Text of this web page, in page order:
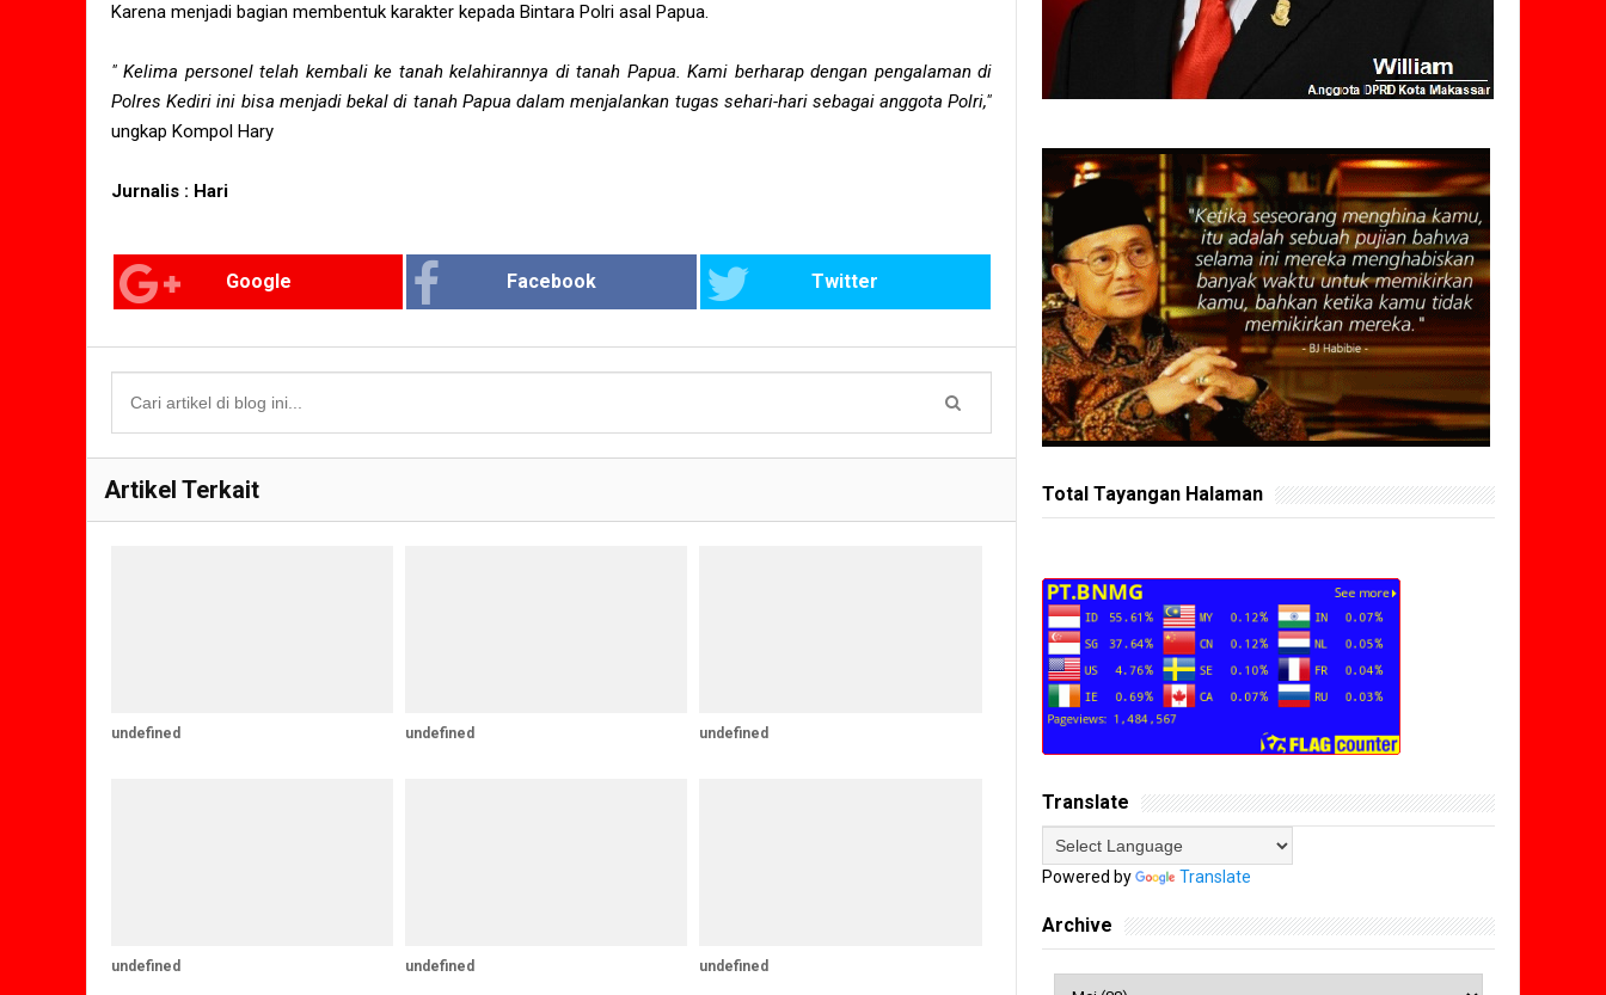
Karena menjadi bagian membentuk karakter kepada Bintara Polri asal Papua.
" Kelima personel telah kembali ke tanah kelahirannya di tanah Papua. Kami berharap dengan pengalaman di
Polres Kediri ini bisa menjadi bekal di tanah Papua dalam menjalankan tugas sehari-hari sebagai anggota Polri,"
ungkap Kompol Hary
Jurnalis : Hari
Google Facebook Twitter
Artikel Terkait
undefined undefined undefined
undefined undefined undefined
Total Tayangan Halaman
Translate
Powered by Translate
Archive